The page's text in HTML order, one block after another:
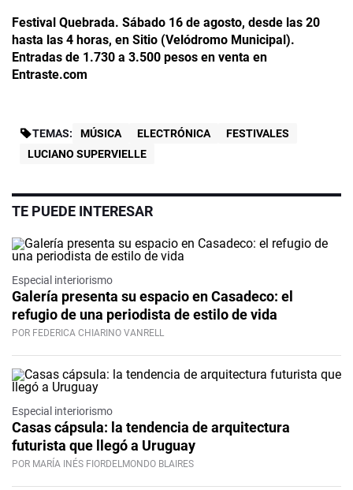
Festival Quebrada. Sábado 16 de agosto, desde las 20
hasta las 4 horas, en Sitio (Velódromo Municipal).
Entradas de 1.730 a 3.500 pesos en venta en
Entraste.com
TEMAS: MÚSICA ELECTRÓNICA
FESTIVALES
LUCIANO SUPERVIELLE
TE PUEDE INTERESAR
Especial interiorismo
Galería presenta su espacio en Casadeco: el
refugio de una periodista de estilo de vida
POR FEDERICA CHIARINO VANRELL
Especial interiorismo
Casas cápsula: la tendencia de arquitectura
futurista que llegó a Uruguay
POR MARÍA INÉS FIORDELMONDO BLAIRES